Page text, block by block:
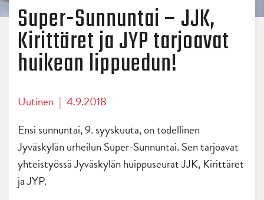
Super-Sunnuntai – JJK,
Kirittäret ja JYP tarjoavat
huikean lippuedun!
Uutinen | 4.9.2018
Ensi sunnuntai, 9. syyskuuta, on todellinen
Jyväskylän urheilun Super-Sunnuntai. Sen tarjoavat
yhteistyössä Jyväskylän huippuseurat JJK, Kirittäret
ja JYP.